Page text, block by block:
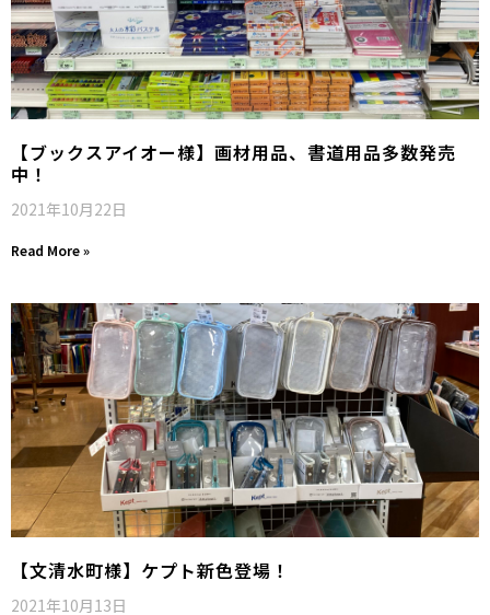
【ブックスアイオー様】画材用品、書道用品多数発売
中！
2021年10月22日
Read More »
【文清水町様】ケプト新色登場！
2021年10月13日